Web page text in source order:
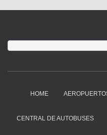
HOME
CENTRAL DE AUTOBUSES